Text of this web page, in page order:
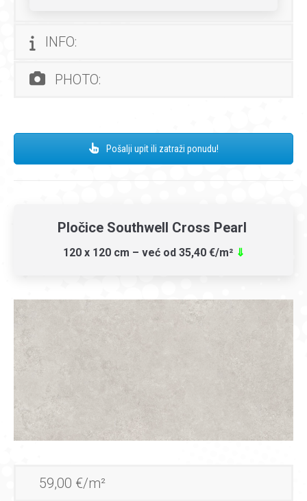
INFO:
PHOTO:
Pošalji upit ili zatraži ponudu!
Pločice Southwell Cross Pearl
120 x 120 cm – već od 35,40 €/m² ⇓
59,00 €/m²